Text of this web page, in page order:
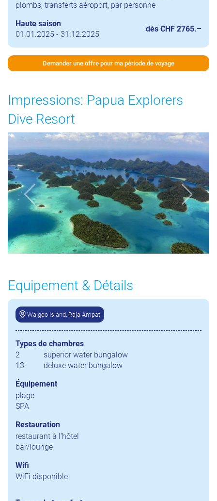
plombs, transferts aéroport, par personne
Haute saison
01.01.2025 - 31.12.2025
dès CHF 2765.–
Demander une offre pour ma période de voyage
Impressions: Papua Explorers
Dive Resort
Equipement & Détails
Waigeo Island, Raja Ampat
Types de chambres
2
superior water bungalow
13
deluxe water bungalow
Équipement
plage
SPA
Restauration
restaurant à l'hôtel
bar/lounge
Wifi
WiFi disponible